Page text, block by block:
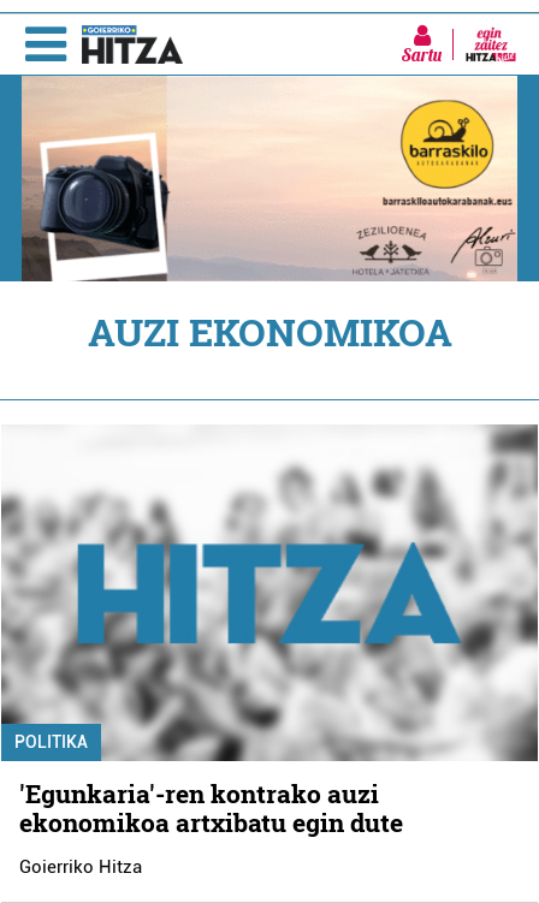
Sartu
AUZI EKONOMIKOA
POLITIKA
'Egunkaria'-ren kontrako auzi
ekonomikoa artxibatu egin dute
Goierriko Hitza